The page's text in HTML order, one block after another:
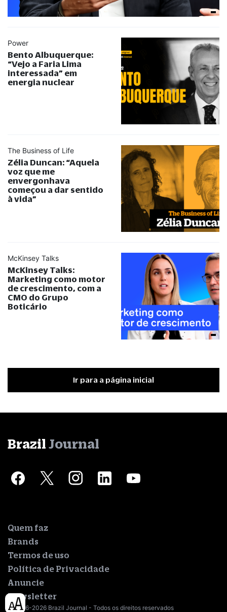
Power
Bento Albuquerque:
“Vejo a Faria Lima
interessada” em
energia nuclear
The Business of Life
Zélia Duncan: “Aquela
voz que me
envergonhava
começou a dar sentido
à vida”
McKinsey Talks
McKinsey Talks:
Marketing como motor
de crescimento, com a
CMO do Grupo
Boticário
Ir para a página inicial
Brazil Journal
Quem faz
Brands
Termos de uso
Política de Privacidade
Anuncie
Newsletter
© 2016-2026 Brazil Journal - Todos os direitos reservados